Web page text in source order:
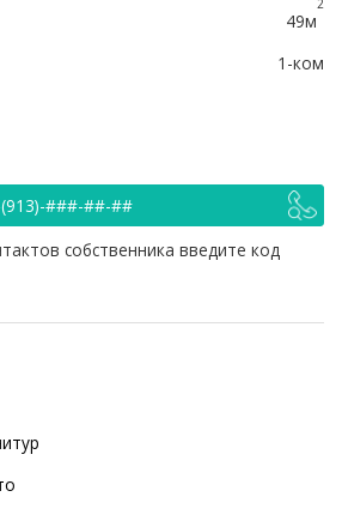
49м
2
1-ком
###-##-##
собственника введите код